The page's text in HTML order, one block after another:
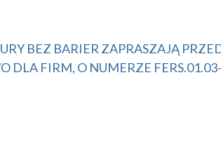
BEZ BARIER ZAPRASZAJĄ
DLA FIRM, O NUMERZE